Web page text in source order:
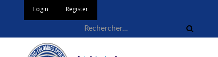
Login Register